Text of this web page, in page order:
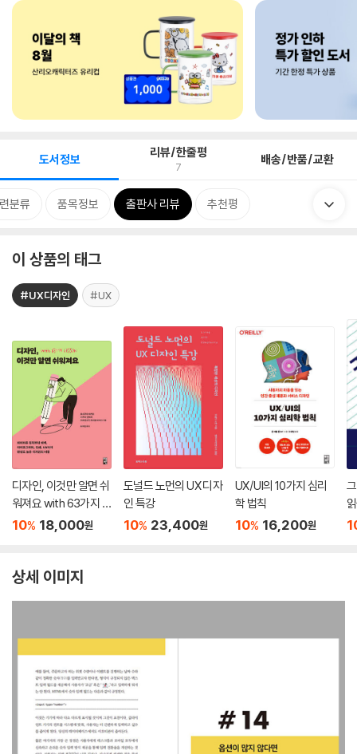
도서정보 리뷰/한줄평
7 배송/반품/교환
분류 품목정보 출판사 리뷰 추천평
이 상품의 태그
#UX디자인 #UX
디자인, 이것만 알면 쉬
워져요 with 63가지 L
ESSON
10% 18,000원
도널드 노먼의 UX 디자
인 특강
10% 23,400원
UX/UI의 10가지 심리
학 법칙
10% 16,200원
상세 이미지